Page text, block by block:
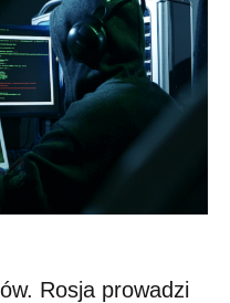
Rosja prowadzi